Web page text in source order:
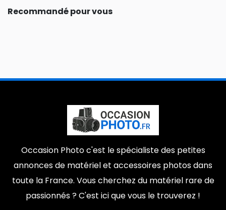
Recommandé pour vous
Occasion Photo c'est le spécialiste des petites
annonces de matériel et accessoires photos dans
toute la France. Vous cherchez du matériel rare de
passionnés ? C'est ici que vous le trouverez !